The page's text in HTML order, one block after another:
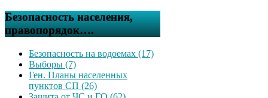
Безопасность населения,
правопорядок….
Безопасность на водоемах (17)
Выборы (7)
Ген. Планы населенных
пунктов СП (26)